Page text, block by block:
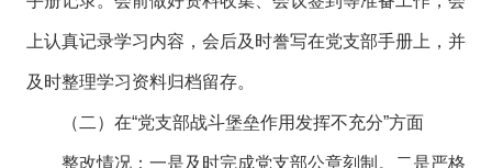
上认真记录学习内容，会后及时誊写在党支部手册上，并
及时整理学习资料归档留存。
（二）在“党支部战斗堡垒作用发挥不充分”方面
整改情况：一是及时完成党支部公章刻制。二是严格